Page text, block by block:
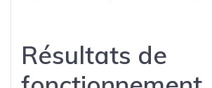
Résultats de